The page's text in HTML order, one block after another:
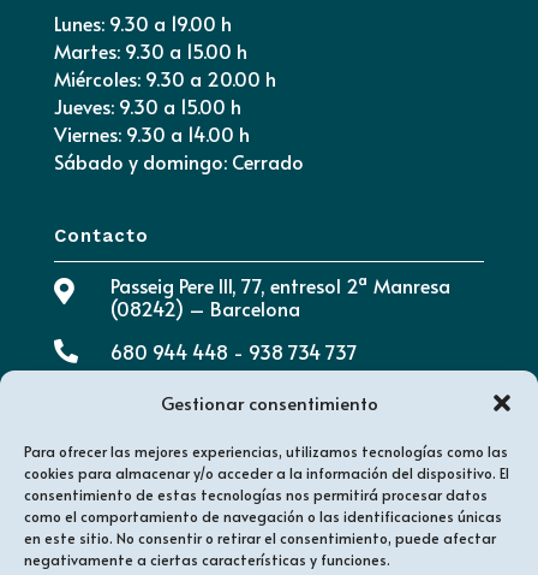
Gestionar consentimiento
Para ofrecer las mejores experiencias, utilizamos tecnologías como las
cookies para almacenar y/o acceder a la información del dispositivo. El
consentimiento de estas tecnologías nos permitirá procesar datos
como el comportamiento de navegación o las identificaciones únicas
en este sitio. No consentir o retirar el consentimiento, puede afectar
negativamente a ciertas características y funciones.
Lunes: 9.30 a 19.00 h
Martes: 9.30 a 15.00 h
Miércoles: 9.30 a 20.00 h
Jueves: 9.30 a 15.00 h
Viernes: 9.30 a 14.00 h
Sábado y domingo: Cerrado
Contacto

Passeig Pere III, 77, entresol 2ª Manresa
(08242) – Barcelona
 680 944 448 - 938 734 737
info@clinicadentalaymerich.com